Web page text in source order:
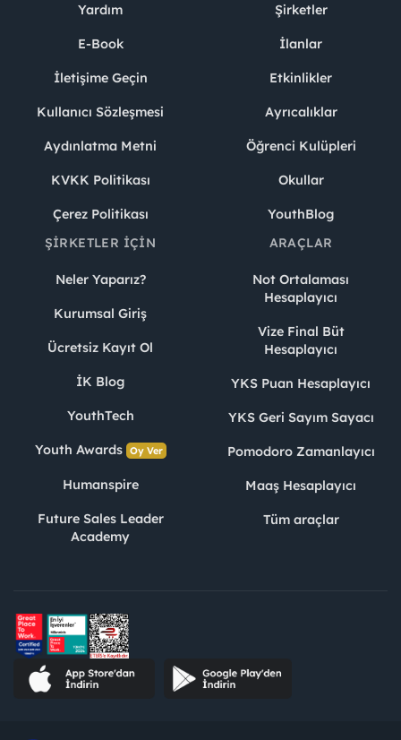
Yardım
E-Book
İletişime Geçin
Kullanıcı Sözleşmesi
Aydınlatma Metni
KVKK Politikası
Çerez Politikası
Şirketler
İlanlar
Etkinlikler
Ayrıcalıklar
Öğrenci Kulüpleri
Okullar
YouthBlog
ŞIRKETLER İÇIN
Neler Yaparız?
Kurumsal Giriş
Ücretsiz Kayıt Ol
İK Blog
YouthTech
Youth Awards Oy Ver
Humanspire
Future Sales Leader
Academy
ARAÇLAR
Not Ortalaması
Hesaplayıcı
Vize Final Büt
Hesaplayıcı
YKS Puan Hesaplayıcı
YKS Geri Sayım Sayacı
Pomodoro Zamanlayıcı
Maaş Hesaplayıcı
Tüm araçlar